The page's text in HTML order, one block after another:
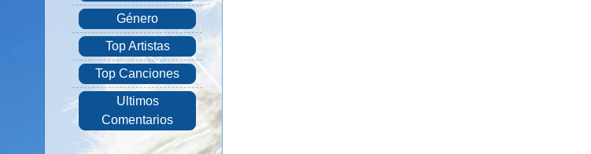
Género
Top Artistas
Top Canciones
Ultimos
Comentarios